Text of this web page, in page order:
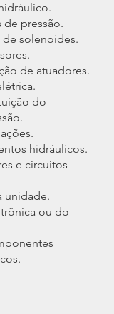
de pressão.
de solenoides.
de atuadores.
do
hidráulicos.
e circuitos
unidade.
ou do